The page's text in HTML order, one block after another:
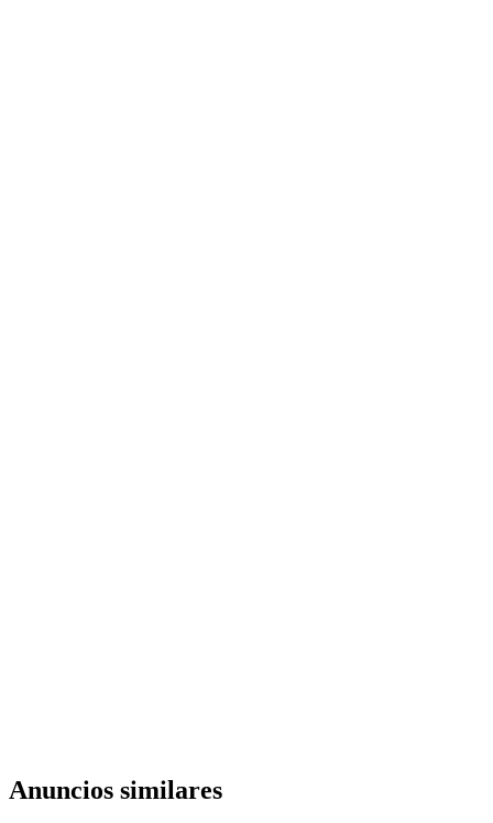
Anuncios similares